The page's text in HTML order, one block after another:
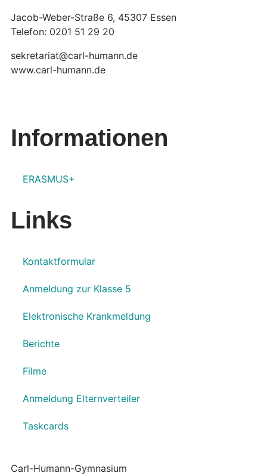
Jacob-Weber-Straße 6, 45307 Essen
Telefon: 0201 51 29 20
sekretariat@carl-humann.de
www.carl-humann.de
Informationen
ERASMUS+
Links
Kontaktformular
Anmeldung zur Klasse 5
Elektronische Krankmeldung
Berichte
Filme
Anmeldung Elternverteiler
Taskcards
Carl-Humann-Gymnasium